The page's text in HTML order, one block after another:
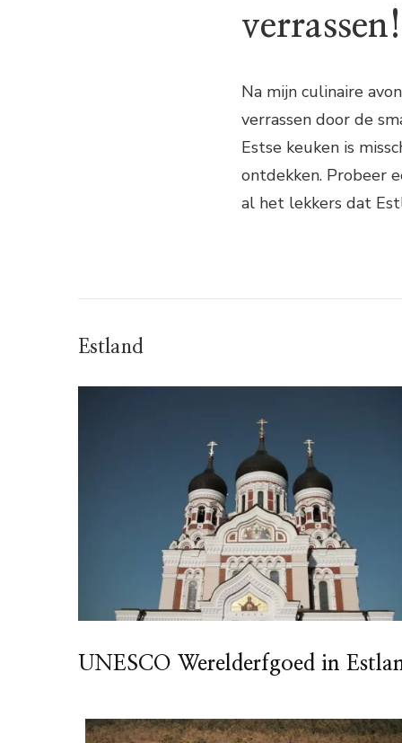
verrassen!
Na mijn culinaire
verrassen door de
Estse keuken is
ontdekken. Probeer
al het lekkers dat
Estland
UNESCO Werelderfgoed in